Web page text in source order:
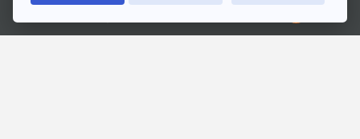
Ⓒ 2020 องค์การกระจายเสียงและแพร่ภาพสาธารณะแห่งประเทศไทย